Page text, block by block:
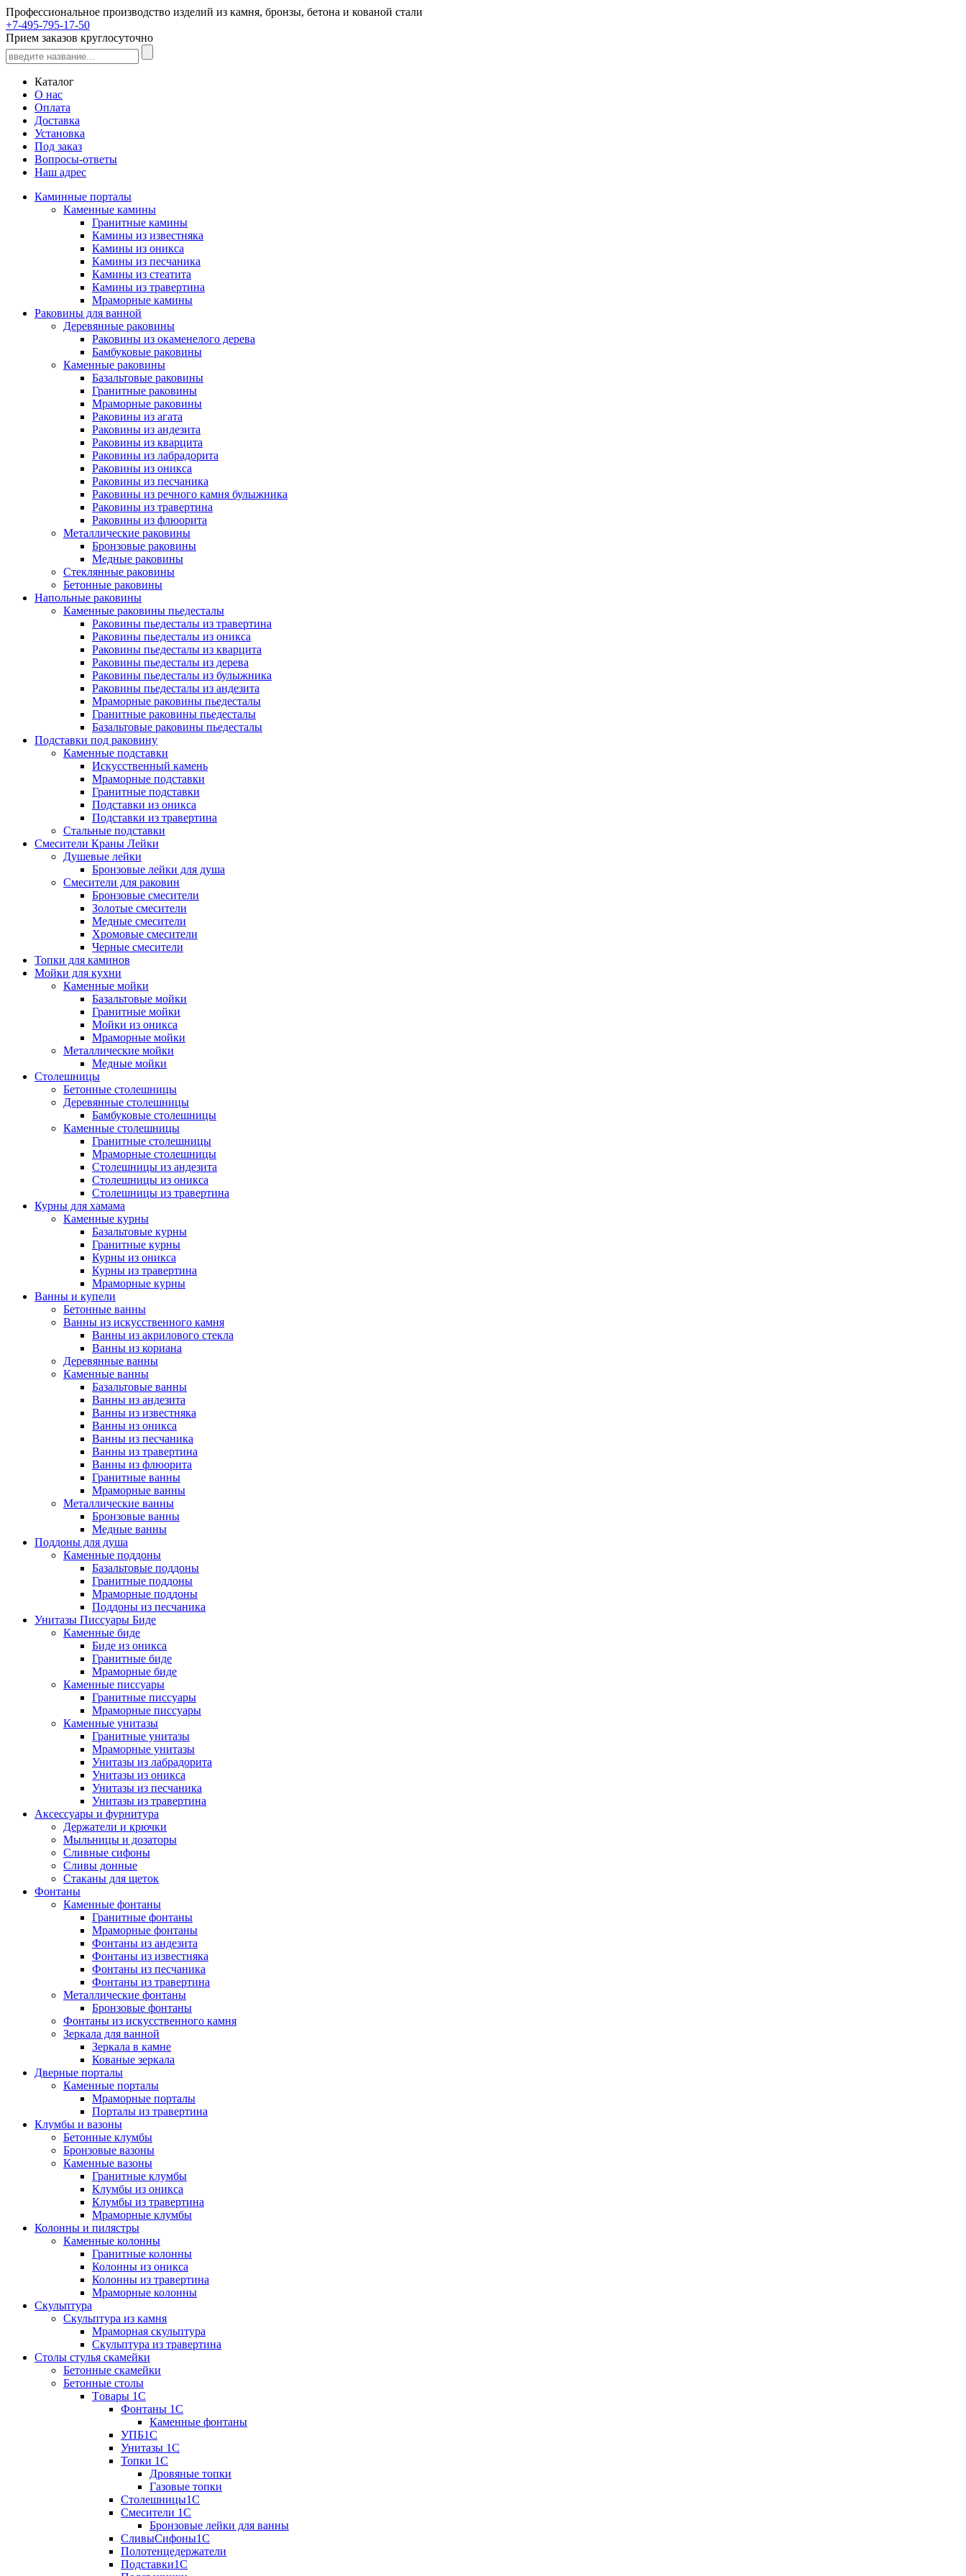
Профессиональное производство изделий из камня, бронзы, бетона и кованой стали
+7-495-795-17-50
Прием заказов круглосуточно
Каталог
О нас
Оплата
Доставка
Установка
Под заказ
Вопросы-ответы
Наш адрес
Каминные порталы
Каменные камины
Гранитные камины
Камины из известняка
Камины из оникса
Камины из песчаника
Камины из стеатита
Камины из травертина
Мраморные камины
Раковины для ванной
Деревянные раковины
Раковины из окаменелого дерева
Бамбуковые раковины
Каменные раковины
Базальтовые раковины
Гранитные раковины
Мраморные раковины
Раковины из агата
Раковины из андезита
Раковины из кварцита
Раковины из лабрадорита
Раковины из оникса
Раковины из песчаника
Раковины из речного камня булыжника
Раковины из травертина
Раковины из флюорита
Металлические раковины
Бронзовые раковины
Медные раковины
Стеклянные раковины
Бетонные раковины
Напольные раковины
Каменные раковины пьедесталы
Раковины пьедесталы из травертина
Раковины пьедесталы из оникса
Раковины пьедесталы из кварцита
Раковины пьедесталы из дерева
Раковины пьедесталы из булыжника
Раковины пьедесталы из андезита
Мраморные раковины пьедесталы
Гранитные раковины пьедесталы
Базальтовые раковины пьедесталы
Подставки под раковину
Каменные подставки
Искусственный камень
Мраморные подставки
Гранитные подставки
Подставки из оникса
Подставки из травертина
Стальные подставки
Смесители Краны Лейки
Душевые лейки
Бронзовые лейки для душа
Смесители для раковин
Бронзовые смесители
Золотые смесители
Медные смесители
Хромовые смесители
Черные смесители
Топки для каминов
Мойки для кухни
Каменные мойки
Базальтовые мойки
Гранитные мойки
Мойки из оникса
Мраморные мойки
Металлические мойки
Медные мойки
Столешницы
Бетонные столешницы
Деревянные столешницы
Бамбуковые столешницы
Каменные столешницы
Гранитные столешницы
Мраморные столешницы
Столешницы из андезита
Столешницы из оникса
Столешницы из травертина
Курны для хамама
Каменные курны
Базальтовые курны
Гранитные курны
Курны из оникса
Курны из травертина
Мраморные курны
Ванны и купели
Бетонные ванны
Ванны из искусственного камня
Ванны из акрилового стекла
Ванны из кориана
Деревянные ванны
Каменные ванны
Базальтовые ванны
Ванны из андезита
Ванны из известняка
Ванны из оникса
Ванны из песчаника
Ванны из травертина
Ванны из флюорита
Гранитные ванны
Мраморные ванны
Металлические ванны
Бронзовые ванны
Медные ванны
Поддоны для душа
Каменные поддоны
Базальтовые поддоны
Гранитные поддоны
Мраморные поддоны
Поддоны из песчаника
Унитазы Писсуары Биде
Каменные биде
Биде из оникса
Гранитные биде
Мраморные биде
Каменные писсуары
Гранитные писсуары
Мраморные писсуары
Каменные унитазы
Гранитные унитазы
Мраморные унитазы
Унитазы из лабрадорита
Унитазы из оникса
Унитазы из песчаника
Унитазы из травертина
Аксессуары и фурнитура
Держатели и крючки
Мыльницы и дозаторы
Сливные сифоны
Сливы донные
Стаканы для щеток
Фонтаны
Каменные фонтаны
Гранитные фонтаны
Мраморные фонтаны
Фонтаны из андезита
Фонтаны из известняка
Фонтаны из песчаника
Фонтаны из травертина
Металлические фонтаны
Бронзовые фонтаны
Фонтаны из искусственного камня
Зеркала для ванной
Зеркала в камне
Кованые зеркала
Дверные порталы
Каменные порталы
Мраморные порталы
Порталы из травертина
Клумбы и вазоны
Бетонные клумбы
Бронзовые вазоны
Каменные вазоны
Гранитные клумбы
Клумбы из оникса
Клумбы из травертина
Мраморные клумбы
Колонны и пилястры
Каменные колонны
Гранитные колонны
Колонны из оникса
Колонны из травертина
Мраморные колонны
Скульптура
Скульптура из камня
Мраморная скульптура
Скульптура из травертина
Столы стулья скамейки
Бетонные скамейки
Бетонные столы
Tовары 1C
Фонтаны 1C
Каменные фонтаны
УПБ1С
Унитазы 1С
Топки 1С
Дровяные топки
Газовые топки
Столешницы1С
Смесители 1С
Бронзовые лейки для ванны
СливыСифоны1С
Полотенцедержатели
Подставки1С